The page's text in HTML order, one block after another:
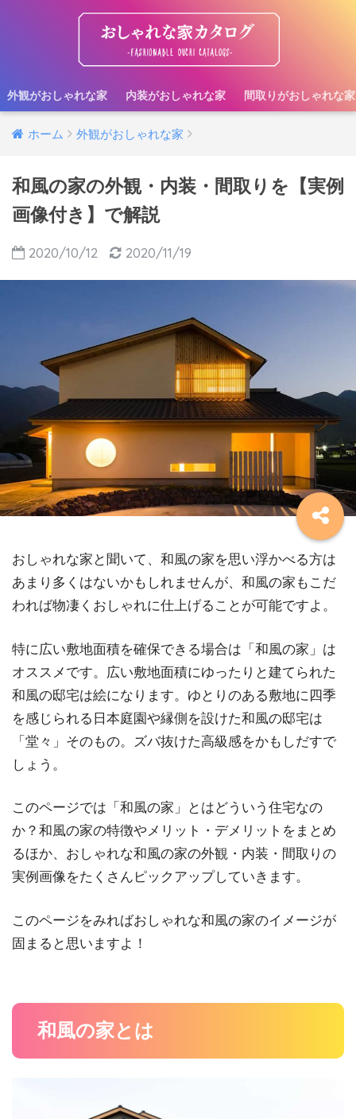
外観がおしゃれな家 内装がおしゃれな家 間取りがおしゃれな家
ホーム 外観がおしゃれな家
和風の家の外観・内装・間取りを【実例
画像付き】で解説
2020/10/12 2020/11/19
おしゃれな家と聞いて、和風の家を思い浮かべる方は
あまり多くはないかもしれませんが、和風の家もこだ
われば物凄くおしゃれに仕上げることが可能ですよ。
特に広い敷地面積を確保できる場合は「和風の家」は
オススメです。広い敷地面積にゆったりと建てられた
和風の邸宅は絵になります。ゆとりのある敷地に四季
を感じられる日本庭園や縁側を設けた和風の邸宅は
「堂々」そのもの。ズバ抜けた高級感をかもしだすで
しょう。
このページでは「和風の家」とはどういう住宅なの
か？和風の家の特徴やメリット・デメリットをまとめ
るほか、おしゃれな和風の家の外観・内装・間取りの
実例画像をたくさんピックアップしていきます。
このページをみればおしゃれな和風の家のイメージが
固まると思いますよ！
和風の家とは